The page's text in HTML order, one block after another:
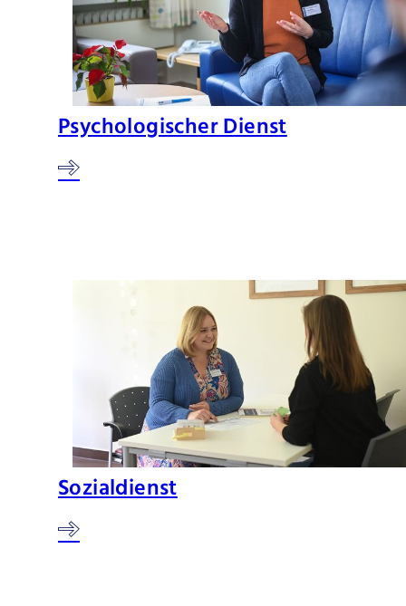
Psychologischer Dienst
Sozialdienst